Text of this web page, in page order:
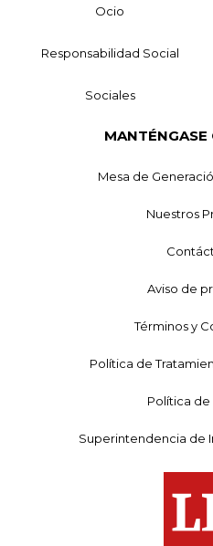
Ocio
Responsabilidad Social
Sociales
MANTÉNGASE
Mesa de
Nuestros
Aviso de
Términos y
Política de
Política
Superintendencia de